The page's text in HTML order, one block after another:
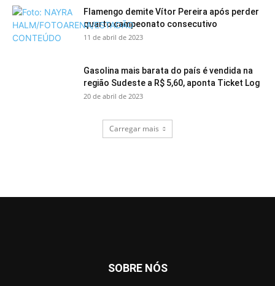
Flamengo demite Vítor Pereira após perder
quarto campeonato consecutivo
11 de abril de 2023
Gasolina mais barata do país é vendida na
região Sudeste a R$ 5,60, aponta Ticket Log
20 de abril de 2023
Carregar mais
SOBRE NÓS